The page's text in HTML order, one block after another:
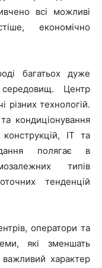
всі можливі
економічно
багатьох дуже
Центр
різних технологій.
кондиціонування
ІТ та
полягає в
типів
тенденцій
оператори та
які зменшать
характер